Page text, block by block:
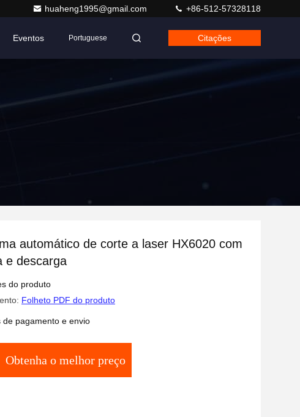
huaheng1995@gmail.com +86-512-57328118
Eventos Portuguese Citações
automático de corte a laser HX6020 com
e descarga
do produto
Folheto PDF do produto
de pagamento e envio
Obtenha o melhor preço